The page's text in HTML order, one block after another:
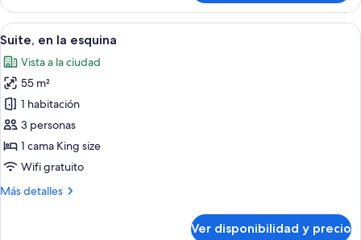
terraza
Ver
todas
las
fotos
de
Suite,
en
la
esquina
Una sala moderna con un sofá gris,
9
Suite, en la esquina
Vista a la ciudad
55 m²
1 habitación
3 personas
1 cama King size
Wifi gratuito
Más detalles
Más
Ver disponibilidad y precio